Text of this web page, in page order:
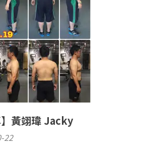
】黃翊瑋 Jacky
22